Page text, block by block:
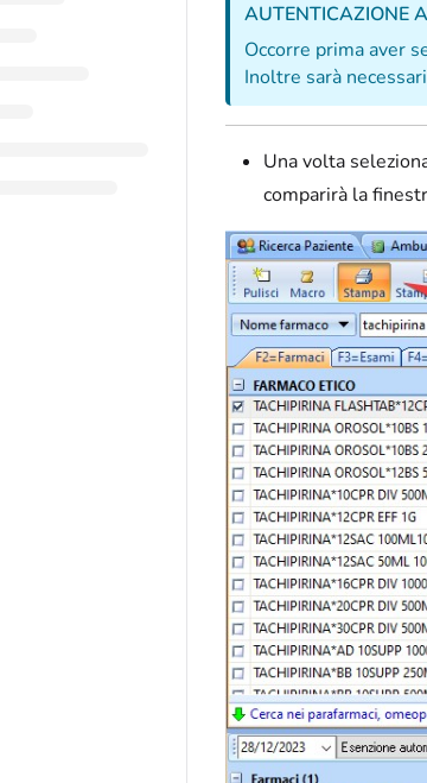
AUTENTICAZIONE
Occorre prima aver
Inoltre sarà
Una volta
comparirà la